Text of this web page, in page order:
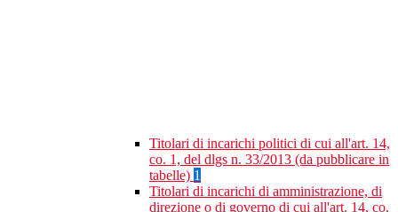
Titolari di incarichi politici di cui all'art. 14,
co. 1, del dlgs n. 33/2013 (da pubblicare in
tabelle) 1
Titolari di incarichi di amministrazione, di
direzione o di governo di cui all'art. 14, co.